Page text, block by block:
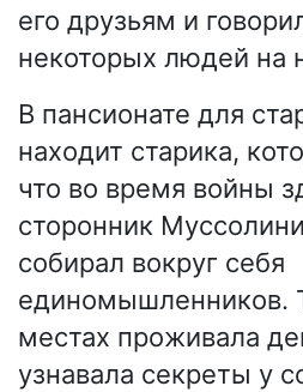
его друзьям и
некоторых людей на
В пансионате для
находит старика,
что во время войны
сторонник
собирал вокруг себя
единомышленников.
местах проживала
узнавала секреты у